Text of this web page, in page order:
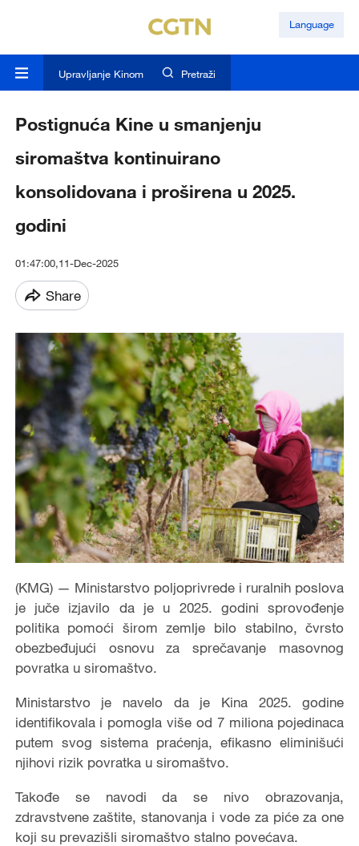
Language
Upravljanje Kinom Pretraži
Postignuća Kine u smanjenju
siromaštva kontinuirano
konsolidovana i proširena u 2025.
godini
01:47:00,11-Dec-2025
Share
(KMG) — Ministarstvo poljoprivrede i ruralnih poslova
je juče izjavilo da je u 2025. godini sprovođenje
politika pomoći širom zemlje bilo stabilno, čvrsto
obezbeđujući osnovu za sprečavanje masovnog
povratka u siromaštvo.
Ministarstvo je navelo da je Kina 2025. godine
identifikovala i pomogla više od 7 miliona pojedinaca
putem svog sistema praćenja, efikasno eliminišući
njihovi rizik povratka u siromaštvo.
Takođe se navodi da se nivo obrazovanja,
zdravstvene zaštite, stanovanja i vode za piće za one
koji su prevazišli siromaštvo stalno povećava.